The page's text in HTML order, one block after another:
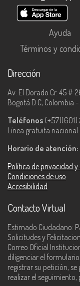
Ayuda
Términos y
Dirección
Av. El Dorado Cr. 45 #
Bogotá D.C, Colombia -
Teléfonos
Línea gratuita nacional:
Horario de atención:
Política de privacidad
Condiciones de uso
Accesibilidad
Contacto Virtual
Estimado Ciudadano:
Solicitudes y
Correo Oficial
diligenciar el
registrar su petición,
realizar el seguimiento,